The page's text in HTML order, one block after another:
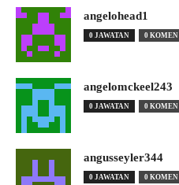
angelohead1
0 JAWATAN 0 KOMEN
angelomckeel243
0 JAWATAN 0 KOMEN
angusseyler344
0 JAWATAN 0 KOMEN